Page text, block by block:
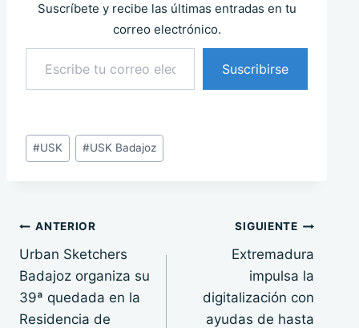
Suscríbete y recibe las últimas entradas en tu
correo electrónico.
Escribe tu correo electrónico…
Suscribirse
Etiquetas
de
#USK #USK Badajoz
Navegación
de
entradas
ANTERIOR
Urban Sketchers
Badajoz organiza su
39ª quedada en la
Residencia de
SIGUIENTE
Extremadura
impulsa la
digitalización con
ayudas de hasta